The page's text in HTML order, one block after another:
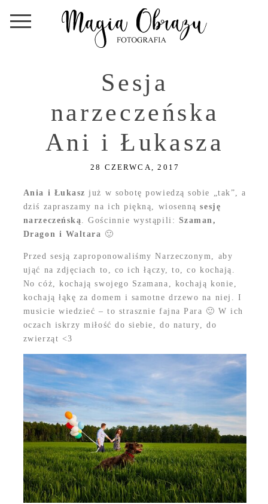
Sesja
narzeczeńska
Ani i Łukasza
28 CZERWCA, 2017
Ania i Łukasz już w sobotę powiedzą sobie „tak”, a
dziś zapraszamy na ich piękną, wiosennąsesję
narzeczeńską
. Gościnnie wystąpili: Szaman,
Dragon i Waltara 🙂
Przed sesją zaproponowaliśmy Narzeczonym, aby
ująć na zdjęciach to, co ich łączy, to, co kochają.
No cóż, kochają swojego Szamana, kochają konie,
kochają łąkę za domem i samotne drzewo na niej. I
musicie wiedzieć – to strasznie fajna Para 🙂 W ich
oczach iskrzy miłość do siebie, do natury, do
zwierząt <3